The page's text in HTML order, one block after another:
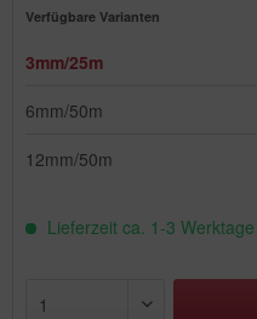
Verfügbare Varianten
3mm/25m
6mm/50m
12mm/50m
Lieferzeit ca. 1-3 Werktage